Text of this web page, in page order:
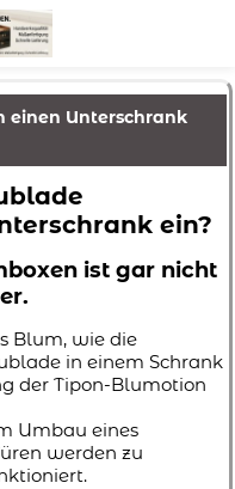
einen Unterschrank
ein?
ist gar nicht
Blum, wie die
in einem Schrank
der Tipon-Blumotion
Umbau eines
werden zu